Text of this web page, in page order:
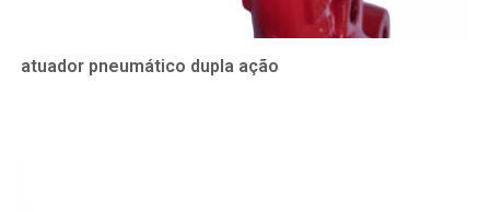
atuador pneumático dupla ação